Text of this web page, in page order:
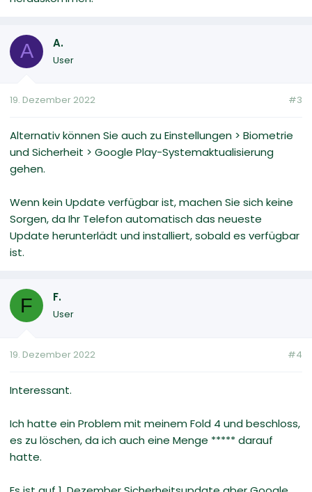
A A.
User
19. Dezember 2022 #3
Alternativ können Sie auch zu Einstellungen > Biometrie
und Sicherheit > Google Play-Systemaktualisierung
gehen.
Wenn kein Update verfügbar ist, machen Sie sich keine
Sorgen, da Ihr Telefon automatisch das neueste
Update herunterlädt und installiert, sobald es verfügbar
ist.
F F.
User
19. Dezember 2022 #4
Interessant.
Ich hatte ein Problem mit meinem Fold 4 und beschloss,
es zu löschen, da ich auch eine Menge ***** darauf
hatte.